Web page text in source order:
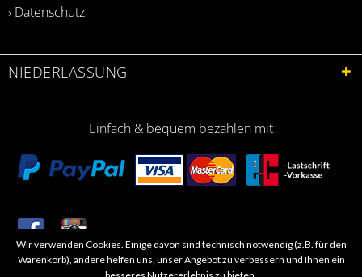
› Datenschutz
NIEDERLASSUNG
Einfach & bequem bezahlen mit
​Letzte Aktualisierung: 06.2026
Wir verwenden Cookies. Einige davon sind technisch notwendig (z.B. für den
Warenkorb), andere helfen uns, unser Angebot zu verbessern und Ihnen ein